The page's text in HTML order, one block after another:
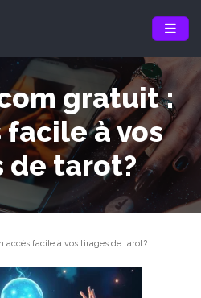
gratuit :
facile à vos
de tarot?
facile à vos tirages de tarot?